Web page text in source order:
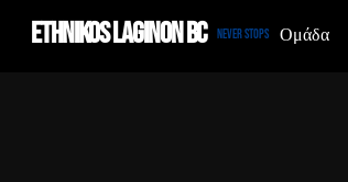
Ethnikos Laginon BC Never Stops Ομάδα